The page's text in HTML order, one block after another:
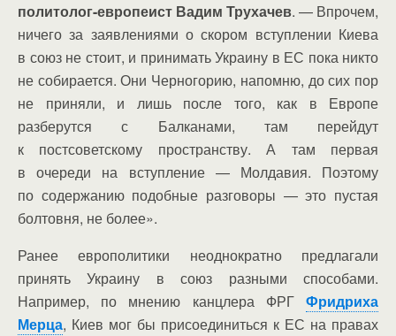
политолог-европеист Вадим Трухачев. — Впрочем,
ничего за заявлениями о скором вступлении Киева
в союз не стоит, и принимать Украину в ЕС пока никто
не собирается. Они Черногорию, напомню, до сих пор
не приняли, и лишь после того, как в Европе
разберутся с Балканами, там перейдут
к постсоветскому пространству. А там первая
в очереди на вступление — Молдавия. Поэтому
по содержанию подобные разговоры — это пустая
болтовня, не более».
Ранее европолитики неоднократно предлагали
принять Украину в союз разными способами.
Например, по мнению канцлера ФРГ Фридриха
Мерца, Киев мог бы присоединиться к ЕС на правах